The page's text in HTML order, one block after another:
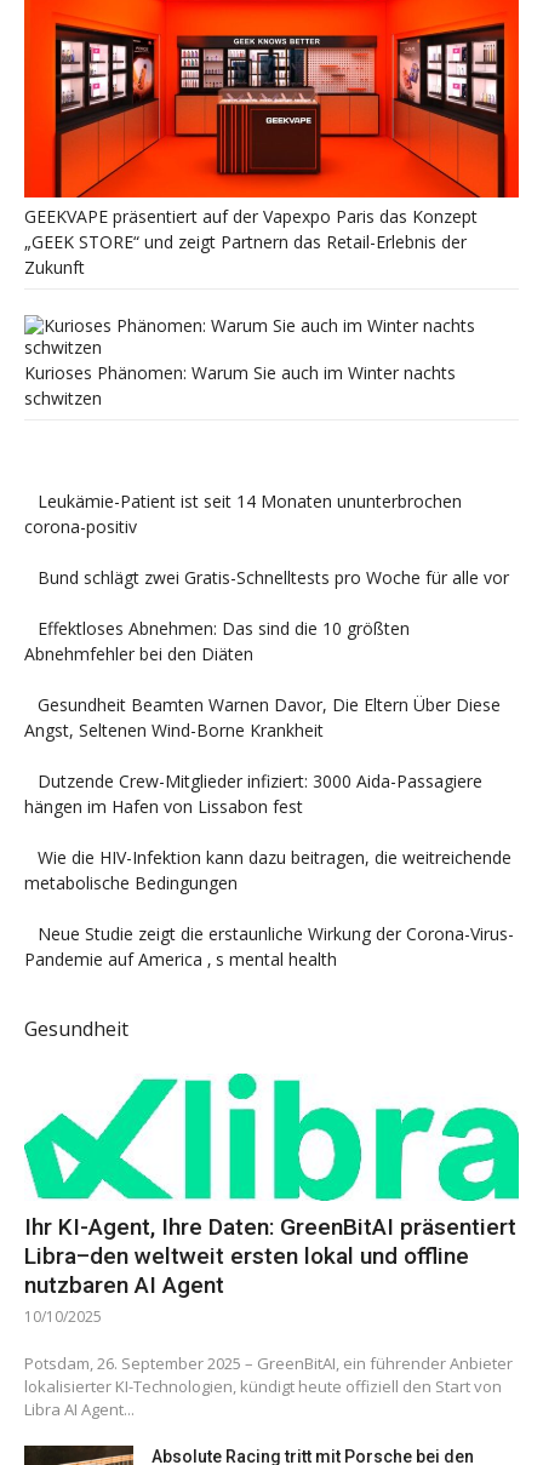
GEEKVAPE präsentiert auf der Vapexpo Paris das Konzept
„GEEK STORE“ und zeigt Partnern das Retail-Erlebnis der
Zukunft
Kurioses Phänomen: Warum Sie auch im Winter nachts
schwitzen
Leukämie-Patient ist seit 14 Monaten ununterbrochen
corona-positiv
Bund schlägt zwei Gratis-Schnelltests pro Woche für alle vor
Effektloses Abnehmen: Das sind die 10 größten
Abnehmfehler bei den Diäten
Gesundheit Beamten Warnen Davor, Die Eltern Über Diese
Angst, Seltenen Wind-Borne Krankheit
Dutzende Crew-Mitglieder infiziert: 3000 Aida-Passagiere
hängen im Hafen von Lissabon fest
Wie die HIV-Infektion kann dazu beitragen, die weitreichende
metabolische Bedingungen
Neue Studie zeigt die erstaunliche Wirkung der Corona-Virus-
Pandemie auf America ‚ s mental health
Gesundheit
Ihr KI-Agent, Ihre Daten: GreenBitAI präsentiert
Libra–den weltweit ersten lokal und offline
nutzbaren AI Agent
10/10/2025
Potsdam, 26. September 2025 – GreenBitAI, ein führender Anbieter
lokalisierter KI-Technologien, kündigt heute offiziell den Start von
Libra AI Agent...
Absolute Racing tritt mit Porsche bei den